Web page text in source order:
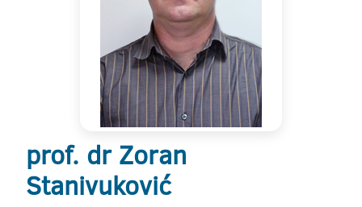
prof. dr Zoran
Stanivuković